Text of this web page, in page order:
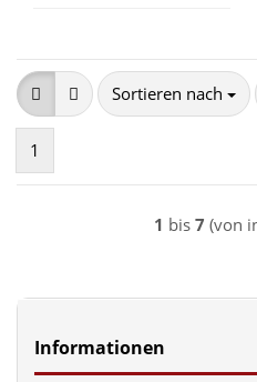
Sortieren nach
Sortieren nach
1
1 bis 7 (von
Informationen